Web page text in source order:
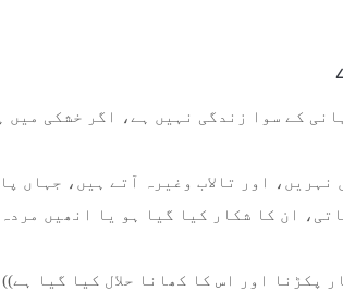
کے سوا زندگی نہیں ہے، اگر خشکی میں
اور تالاب وغیرہ آتے ہیں، جہاں
ان کا شکار کیا گیا ہو یا انھیں
اور اس کا کھانا حلال کیا گیا ہے))۔